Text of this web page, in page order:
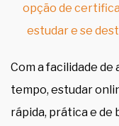
opção de
estudar e se
Com a facilidade
tempo, estudar
rápida, prática e de